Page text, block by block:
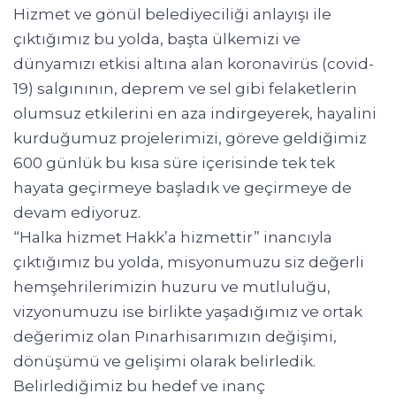
Hizmet ve gönül belediyeciliği anlayışı ile
çıktığımız bu yolda, başta ülkemizi ve
dünyamızı etkisi altına alan koronavirüs (covid-
19) salgınının, deprem ve sel gibi felaketlerin
olumsuz etkilerini en aza indirgeyerek, hayalini
kurduğumuz projelerimizi, göreve geldiğimiz
600 günlük bu kısa süre içerisinde tek tek
hayata geçirmeye başladık ve geçirmeye de
devam ediyoruz.
“Halka hizmet Hakk’a hizmettir” inancıyla
çıktığımız bu yolda, misyonumuzu siz değerli
hemşehrilerimizin huzuru ve mutluluğu,
vizyonumuzu ise birlikte yaşadığımız ve ortak
değerimiz olan Pınarhisarımızın değişimi,
dönüşümü ve gelişimi olarak belirledik.
Belirlediğimiz bu hedef ve inanç